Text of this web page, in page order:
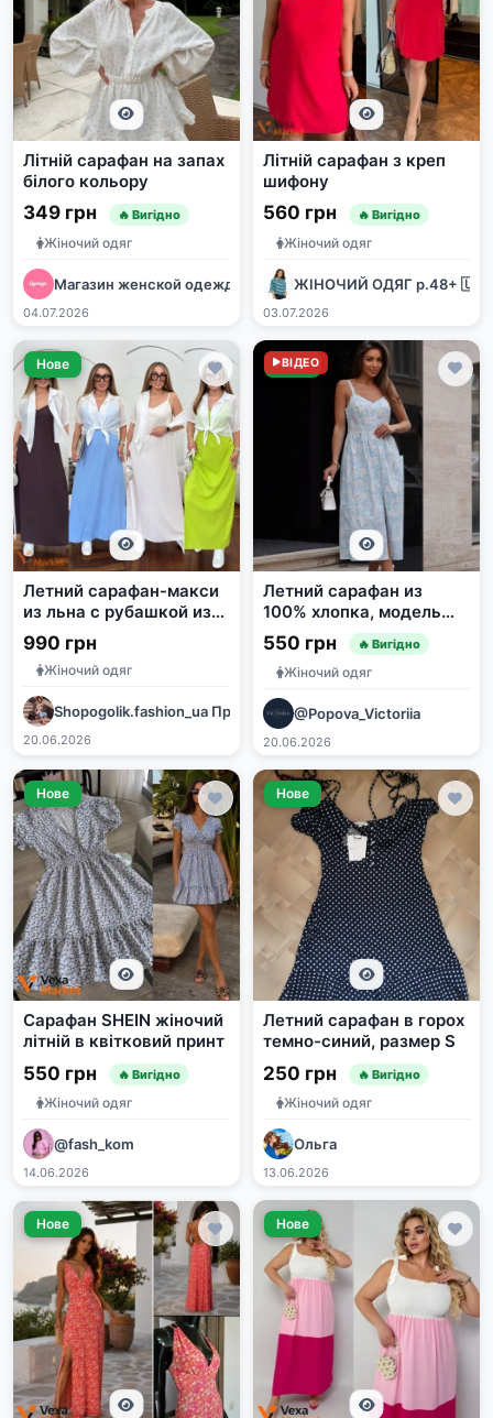
Літній сарафан на запах
білого кольору
349 грн 🔥 Вигідно
Жіночий одяг
Магазин женской одежды ❤️ Дропшиппинг ❤️ Опт
04.07.2026
Літній сарафан з креп
шифону
560 грн 🔥 Вигідно
Жіночий одяг
ЖІНОЧИЙ ОДЯГ р.48+ 🇺🇦
03.07.2026
Нове
Летний сарафан-макси
из льна с рубашкой из
тенсел-жатки
990 грн
Жіночий одяг
Shopogolik.fashion_ua Прямий постачальник одягу 7км ОПТ
20.06.2026
Нове
ВІДЕО
Летний сарафан из
100% хлопка, модель
#434
550 грн 🔥 Вигідно
Жіночий одяг
@Popova_Victoriia
20.06.2026
Нове
Сарафан SHEIN жіночий
літній в квітковий принт
550 грн 🔥 Вигідно
Жіночий одяг
@fash_kom
14.06.2026
Нове
Летний сарафан в горох
темно-синий, размер S
250 грн 🔥 Вигідно
Жіночий одяг
Ольга
13.06.2026
Нове Нове